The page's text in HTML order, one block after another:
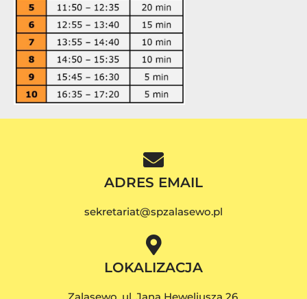
ADRES EMAIL
sekretariat@spzalasewo.pl
LOKALIZACJA